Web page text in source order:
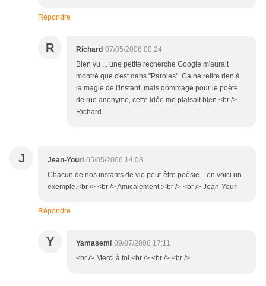
Répondre
R Richard 07/05/2006 00:24
Bien vu ... une petite recherche Google m'aurait
montré que c'est dans "Paroles". Ca ne retire rien à
la magie de l'instant, mais dommage pour le poète
de rue anonyme, cette idée me plaisait bien.<br />
Richard
J Jean-Youri 05/05/2006 14:08
Chacun de nos instants de vie peut-être poèsie... en voici un
exemple.<br /> <br /> Amicalement :<br /> <br /> Jean-Youri
Répondre
Y Yamasemi 09/07/2008 17:11
<br /> Merci à toi.<br /> <br /> <br />